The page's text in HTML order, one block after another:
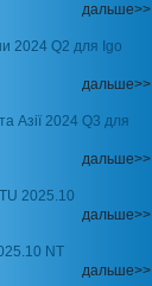
дальше>>
2024 Q2 для Igo
дальше>>
Азії 2024 Q3 для
дальше>>
2025.10
дальше>>
NT
дальше>>